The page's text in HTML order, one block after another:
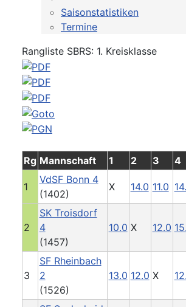
Saisonstatistiken
Termine
Rangliste SBRS: 1. Kreisklasse
Rg Mannschaft 1 2 3 4
1
VdSF Bonn 4
(1402)
X 14.0 11.0
2
SK Troisdorf
4
(1457)
10.0 X 12.0
3
SF Rheinbach
2
(1526)
13.0 12.0 X